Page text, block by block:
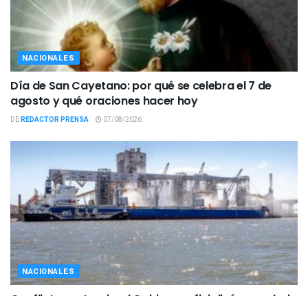
NACIONALES
Día de San Cayetano: por qué se celebra el 7 de
agosto y qué oraciones hacer hoy
DEREDACTOR PRENSA 07/08/2026
NACIONALES